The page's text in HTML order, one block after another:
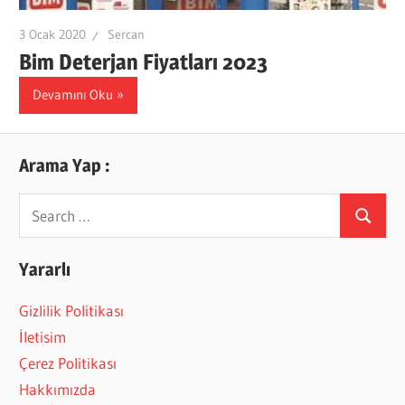
3 Ocak 2020 Sercan
Bim Deterjan Fiyatları 2023
Devamını Oku
Arama Yap :
Search
for:
Search
Yararlı
Gizlilik Politikası
İletisim
Çerez Politikası
Hakkımızda